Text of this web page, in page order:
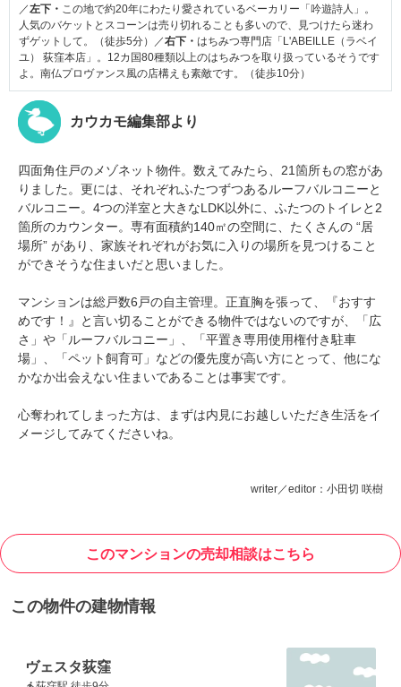
／左下・ この地で約20年にわたり愛されているベーカリー「吟遊詩人」。
人気のバケットとスコーンは売り切れることも多いので、見つけたら迷わ
ずゲットして。（徒歩5分）／右下・ はちみつ専門店「L'ABEILLE（ラベイ
ユ） 荻窪本店」。12カ国80種類以上のはちみつを取り扱っているそうです
よ。南仏プロヴァンス風の店構えも素敵です。（徒歩10分）
カウカモ編集部より
四面角住戸のメゾネット物件。数えてみたら、21箇所もの窓があ
りました。更には、それぞれふたつずつあるルーフバルコニーと
バルコニー。4つの洋室と大きなLDK以外に、ふたつのトイレと2
箇所のカウンター。専有面積約140㎡の空間に、たくさんの “居
場所” があり、家族それぞれがお気に入りの場所を見つけること
ができそうな住まいだと思いました。
マンションは総戸数6戸の自主管理。正直胸を張って、『おすす
めです！』と言い切ることができる物件ではないのですが、「広
さ」や「ルーフバルコニー」、「平置き専用使用権付き駐車
場」、「ペット飼育可」などの優先度が高い方にとって、他にな
かなか出会えない住まいであることは事実です。
心奪われてしまった方は、まずは内見にお越しいただき生活をイ
メージしてみてくださいね。
writer／editor：小田切 咲樹
このマンションの売却相談はこちら
この物件の建物情報
ヴェスタ荻窪